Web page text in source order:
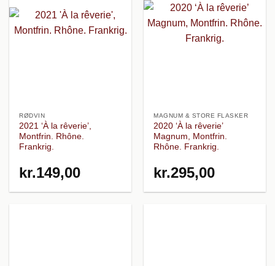
RØDVIN
2021 ‘À la rêverie’,
Montfrin. Rhône.
Frankrig.
kr.149,00
MAGNUM & STORE FLASKER
2020 ‘À la rêverie’
Magnum, Montfrin.
Rhône. Frankrig.
kr.295,00